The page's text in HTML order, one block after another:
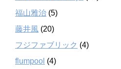
福山雅治 (5)
藤井風 (20)
フジファブリック (4)
flumpool (4)